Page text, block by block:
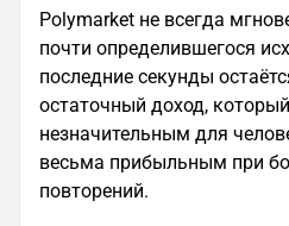
Polymarket не всегда
почти определившегося
последние секунды
остаточный доход,
незначительным для
весьма прибыльным при
повторений.